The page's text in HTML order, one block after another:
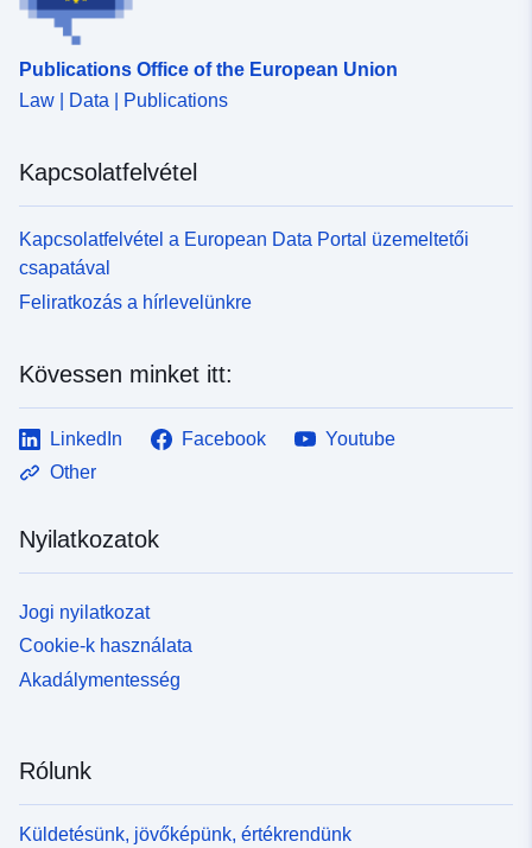
Publications Office of the European Union
Law | Data | Publications
Kapcsolatfelvétel
Kapcsolatfelvétel a European Data Portal üzemeltetői
csapatával
Feliratkozás a hírlevelünkre
Kövessen minket itt:
LinkedIn Facebook
Youtube
Other
Nyilatkozatok
Jogi nyilatkozat
Cookie-k használata
Akadálymentesség
Rólunk
Küldetésünk, jövőképünk, értékrendünk